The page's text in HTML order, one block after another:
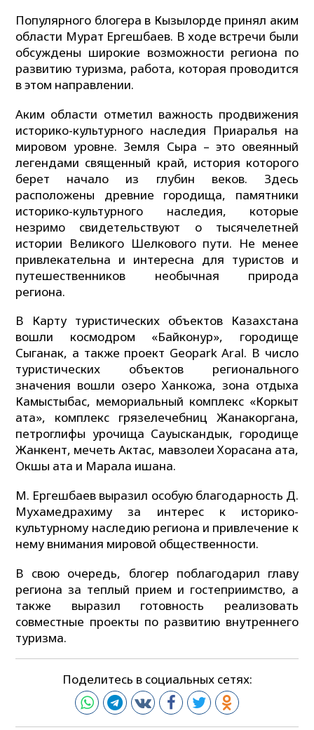
Популярного блогера в Кызылорде принял аким
области Мурат Ергешбаев. В ходе встречи были
обсуждены широкие возможности региона по
развитию туризма, работа, которая проводится
в этом направлении.
Аким области отметил важность продвижения
историко-культурного наследия Приаралья на
мировом уровне. Земля Сыра – это овеянный
легендами священный край, история которого
берет начало из глубин веков. Здесь
расположены древние городища, памятники
историко-культурного наследия, которые
незримо свидетельствуют о тысячелетней
истории Великого Шелкового пути. Не менее
привлекательна и интересна для туристов и
путешественников необычная природа
региона.
В Карту туристических объектов Казахстана
вошли космодром «Байконур», городище
Сыганак, а также проект Geopark Aral. В число
туристических объектов регионального
значения вошли озеро Ханкожа, зона отдыха
Камыстыбас, мемориальный комплекс «Коркыт
ата», комплекс грязелечебниц Жанакоргана,
петроглифы урочища Сауыскандык, городище
Жанкент, мечеть Актас, мавзолеи Хорасана ата,
Окшы ата и Марала ишана.
М. Ергешбаев выразил особую благодарность Д.
Мухамедрахиму за интерес к историко-
культурному наследию региона и привлечение к
нему внимания мировой общественности.
В свою очередь, блогер поблагодарил главу
региона за теплый прием и гостеприимство, а
также выразил готовность реализовать
совместные проекты по развитию внутреннего
туризма.
Поделитесь в социальных сетях: